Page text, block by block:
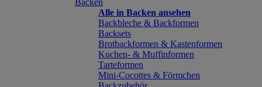
Backen
Alle in Backen ansehen
Backbleche & Backformen
Backsets
Brotbackformen & Kastenformen
Kuchen- & Muffinformen
Tarteformen
Mini-Cocottes & Förmchen